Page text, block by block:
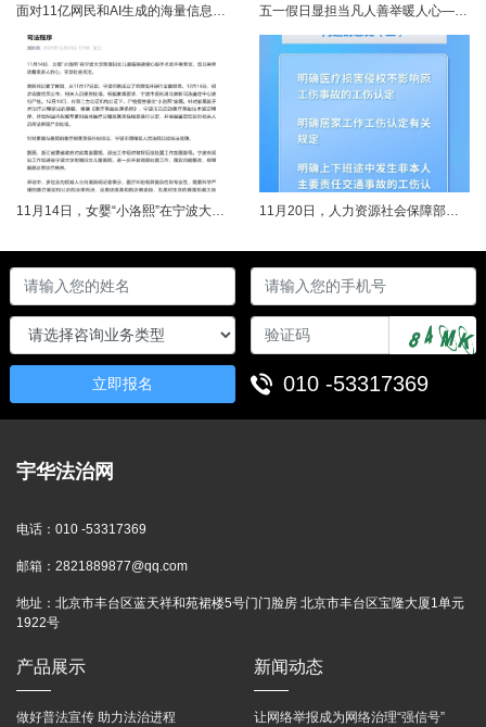
11月14日，女婴“小洛熙”在宁波大学附属妇女儿童医院接受心脏手术后不幸离世，连日来牵动着很多人的心，引发社会关注。记者了解到，从11月17日起，宁波市就成立了调查组并进行全面调查。12月14日，初步调查结果公布，相关人员受到处理。根据家属要求，宁波市委托湖北崇新司法鉴定中心进行尸检。12月19日，在第三方公证机构公证下，尸检报告移交“小洛熙”家属。针对家属就手术治疗过程提出的质疑，根据《医疗事故...... 11月20日，人力资源社会保障部对外发布关于执行《工伤保险条例》若干问题的意见（三），进一步解决工伤保险实践问题，更好保障职工和用人单位合法权益。意见（三）明确职工工伤医疗救治中受到医疗侵权、居家工作、上下班途中发生非本人主要责任交通事故等5类情形工伤认定及认定依据。其中包括：职工因工作原因受到事故伤害或患职业病，在治疗过程中，医疗机构的医疗侵权并不影响原工伤事故或职业病的工伤认定；按照单位安排居......
立即报名 010 -53317369
宇华法治网
电话： 010 -53317369
邮箱： 2821889877@qq.com
地址： 北京市丰台区蓝天祥和苑裙楼5号门门脸房 北京市丰台区宝隆大厦1单元
1922号
产品展示
做好普法宣传 助力法治进程
新闻动态
让网络举报成为网络治理“强信号”